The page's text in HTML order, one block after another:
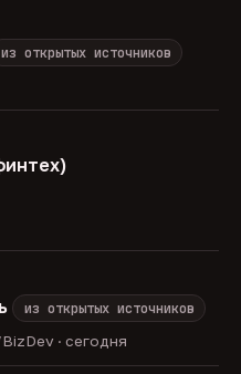
из открытых источников
из открытых источников
· сегодня